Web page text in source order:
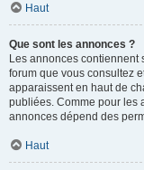
Haut
Que sont les annonces ?
Les annonces contiennent
forum que vous consultez
apparaissent en haut de
publiées. Comme pour les
annonces dépend des
Haut